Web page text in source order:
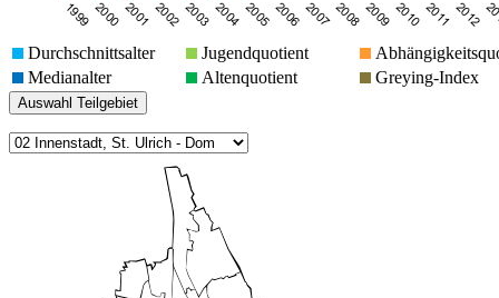
Durchschnittsalter Jugendquotient
Medianalter
Altenquotient Greying-Index